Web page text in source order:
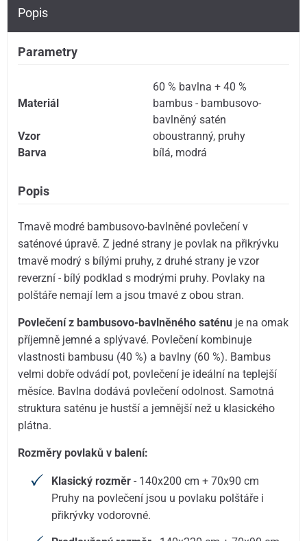
Popis
Parametry
Materiál
60 % bavlna + 40 %
bambus - bambusovo-
bavlněný satén
Vzor
oboustranný, pruhy
Barva
bílá, modrá
Popis
Tmavě modré bambusovo-bavlněné povlečení v
saténové úpravě. Z jedné strany je povlak na přikrývku
tmavě modrý s bílými pruhy, z druhé strany je vzor
reverzní - bílý podklad s modrými pruhy. Povlaky na
polštáře nemají lem a jsou tmavé z obou stran.
Povlečeníz bambusovo-bavlněného saténu je na omak
příjemně jemné a splývavé. Povlečení kombinuje
vlastnosti bambusu (40 %) a bavlny (60 %). Bambus
velmi dobře odvádí pot, povlečení je ideální na teplejší
měsíce. Bavlna dodává povlečení odolnost. Samotná
struktura saténu je hustší a jemnější než u klasického
plátna.
Rozměry povlaků v balení:
Klasický rozměr - 140x200 cm + 70x90 cm
Pruhy na povlečení jsou u povlaku polštáře i
přikrývky vodorovné.